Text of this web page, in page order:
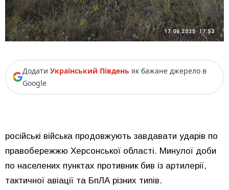
Додати Український Південь як бажане джерело в
Google
російські війська продовжують завдавати ударів по
правобережжю Херсонської області. Минулої доби
по населених пунктах противник бив із артилерії,
тактичної авіації та БпЛА різних типів.